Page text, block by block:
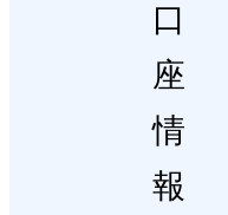
口
座
情
報